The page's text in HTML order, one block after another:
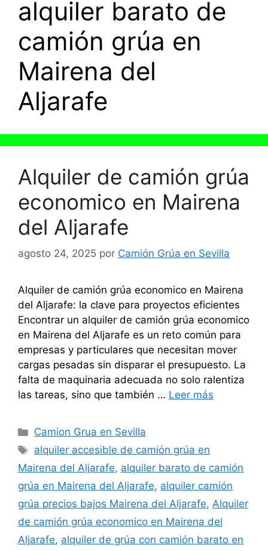
alquiler barato de
camión grúa en
Mairena del
Aljarafe
Alquiler de camión grúa
economico en Mairena
del Aljarafe
agosto 24, 2025 por Camión Grúa en Sevilla
Alquiler de camión grúa economico en Mairena
del Aljarafe: la clave para proyectos eficientes
Encontrar un alquiler de camión grúa economico
en Mairena del Aljarafe es un reto común para
empresas y particulares que necesitan mover
cargas pesadas sin disparar el presupuesto. La
falta de maquinaria adecuada no solo ralentiza
las tareas, sino que también … Leer más
Categorías
Camion Grua en Sevilla
Etiquetas
alquiler accesible de camión grúa en
Mairena del Aljarafe, alquiler barato de camión
grúa en Mairena del Aljarafe, alquiler camión
grúa precios bajos Mairena del Aljarafe, Alquiler
de camión grúa economico en Mairena del
Aljarafe, alquiler de grúa con camión barato en